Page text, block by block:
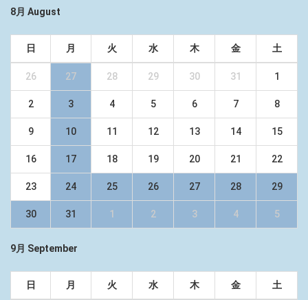
8月 August
日 月 火 水 木 金 土
26 27 28 29 30 31 1
2 3 4 5 6 7 8
9 10 11 12 13 14 15
16 17 18 19 20 21 22
23 24 25 26 27 28 29
30 31 1 2 3 4 5
9月 September
日 月 火 水 木 金 土